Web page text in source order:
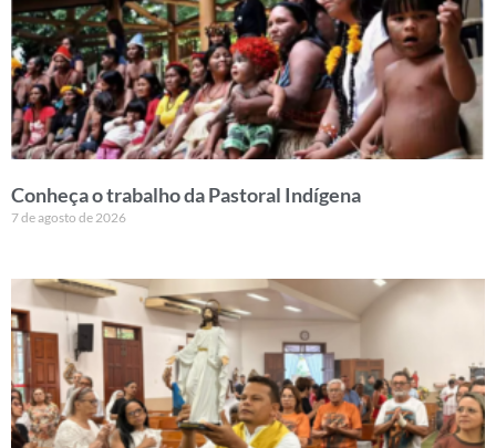
Conheça o trabalho da Pastoral Indígena
7 de agosto de 2026